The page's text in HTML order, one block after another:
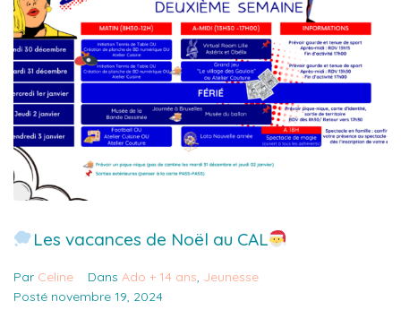
Les vacances de Noël au CAL
Par Celine Dans Ado + 14 ans, Jeunesse
Posté novembre 19, 2024